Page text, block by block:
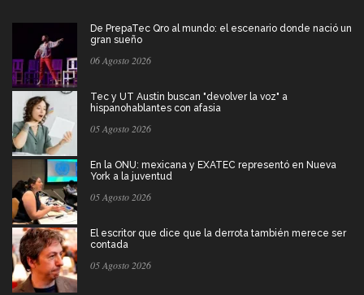
De PrepaTec Qro al mundo: el escenario donde nació un
gran sueño
06 Agosto 2026
Tec y UT Austin buscan "devolver la voz" a
hispanohablantes con afasia
05 Agosto 2026
En la ONU: mexicana y EXATEC representó en Nueva
York a la juventud
05 Agosto 2026
El escritor que dice que la derrota también merece ser
contada
05 Agosto 2026